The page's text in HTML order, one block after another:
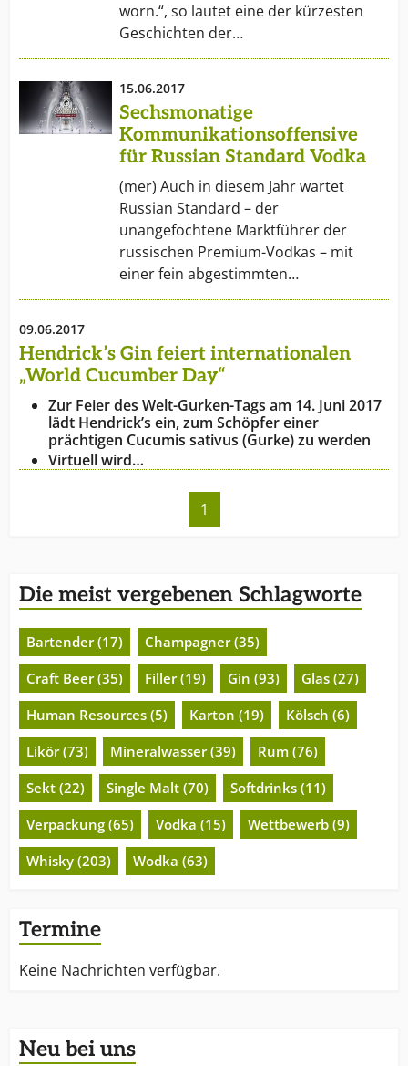
worn.“, so lautet eine der kürzesten
Geschichten der…
15.06.2017
Sechsmonatige
Kommunikationsoffensive
für Russian Standard Vodka
(mer) Auch in diesem Jahr wartet
Russian Standard – der
unangefochtene Marktführer der
russischen Premium-Vodkas – mit
einer fein abgestimmten…
09.06.2017
Hendrick’s Gin feiert internationalen
„World Cucumber Day“
Zur Feier des Welt-Gurken-Tags am 14. Juni 2017
lädt Hendrick’s ein, zum Schöpfer einer
prächtigen Cucumis sativus (Gurke) zu werden
Virtuell wird…
1
Die meist vergebenen Schlagworte
Bartender (17)
Champagner (35)
Craft Beer (35)
Filler (19) Gin (93)
Glas (27)
Human Resources (5)
Karton (19)
Kölsch (6)
Likör (73)
Mineralwasser (39)
Rum (76)
Sekt (22)
Single Malt (70)
Softdrinks (11)
Verpackung (65)
Vodka (15)
Wettbewerb (9)
Whisky (203)
Wodka (63)
Termine
Keine Nachrichten verfügbar.
Neu bei uns